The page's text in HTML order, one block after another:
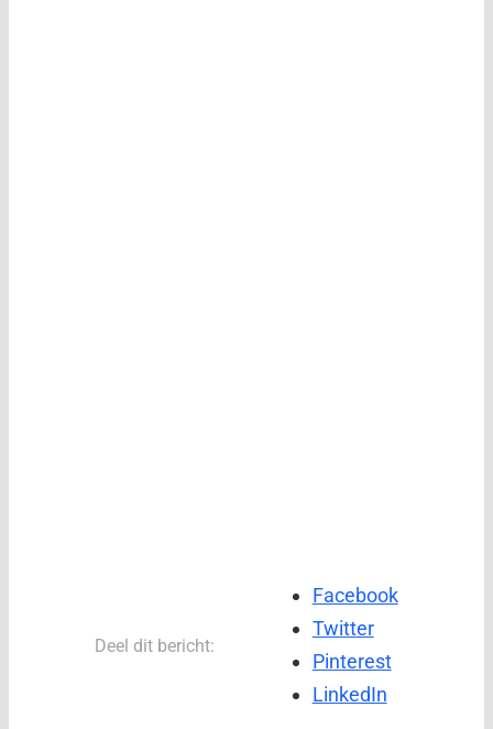
Deel dit bericht:
Facebook
Twitter
Pinterest
LinkedIn